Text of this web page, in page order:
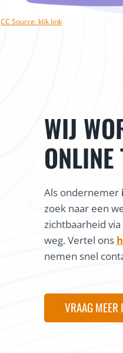
CC Source: klik link
WIJ
ONLINE
Als ondernemer
zoek naar een
zichtbaarheid
weg. Vertel ons
nemen snel
VRAAG MEER